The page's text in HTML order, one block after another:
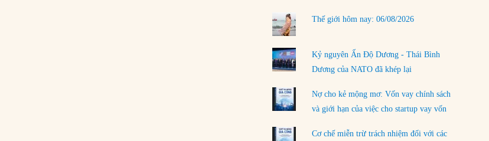
Thế giới hôm nay: 06/08/2026
Kỷ nguyên Ấn Độ Dương - Thái Bình
Dương của NATO đã khép lại
Nợ cho kẻ mộng mơ: Vốn vay chính sách
và giới hạn của việc cho startup vay vốn
Cơ chế miễn trừ trách nhiệm đối với các